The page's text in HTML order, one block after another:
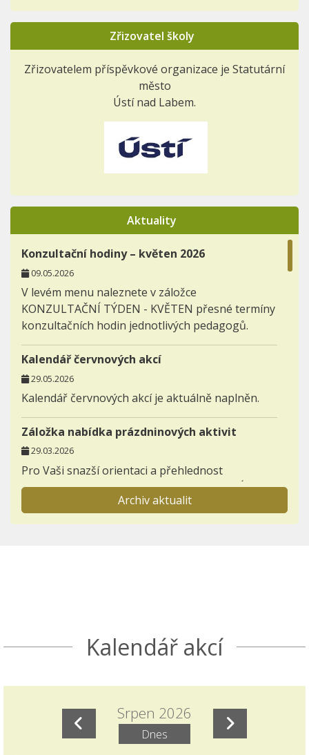
Zřizovatel školy
Zřizovatelem příspěvkové organizace je Statutární
město
Ústí nad Labem.
Aktuality
Konzultační hodiny – květen 2026
09.05.2026
V levém menu naleznete v záložce
KONZULTAČNÍ TÝDEN - KVĚTEN přesné termíny
konzultačních hodin jednotlivých pedagogů.
Kalendář červnových akcí
29.05.2026
Kalendář červnových akcí je aktuálně naplněn.
Záložka nabídka prázdninových aktivit
29.03.2026
Pro Vaši snazší orientaci a přehlednost
zakládáme novou záložku AKTIVITY - NABÍDKA
PRÁZDNINOVÝCH AKTIVIT.
Seznamte se s akcemi den otevřených dveří a
Škola nanečisto.
Termíny akcí aktuálně doplněných do ročního
Naleznete v ročním plánu školy a samostatném
Archiv aktualit
Kalendář akcí
Srpen 2026
Dnes